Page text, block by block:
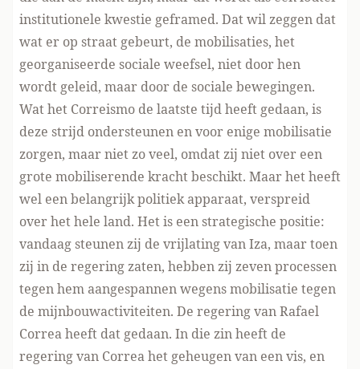
institutionele kwestie geframed. Dat wil zeggen dat
wat er op straat gebeurt, de mobilisaties, het
georganiseerde sociale weefsel, niet door hen
wordt geleid, maar door de sociale bewegingen.
Wathet Correismo de laatste tijd heeft gedaan, is
deze strijd ondersteunen en voor enige mobilisatie
zorgen, maar niet zo veel, omdat zij niet over een
grote mobiliserende kracht beschikt. Maar het heeft
wel een belangrijk politiek apparaat, verspreid
over het hele land. Het is een strategische positie:
vandaag steunen zij de vrijlating van Iza, maar toen
zij in de regering zaten, hebben zij zeven processen
tegen hem aangespannen wegens mobilisatie tegen
de mijnbouwactiviteiten. De regering van Rafael
Correa heeft dat gedaan. In die zin heeft de
regering van Correa het geheugen van een vis, en